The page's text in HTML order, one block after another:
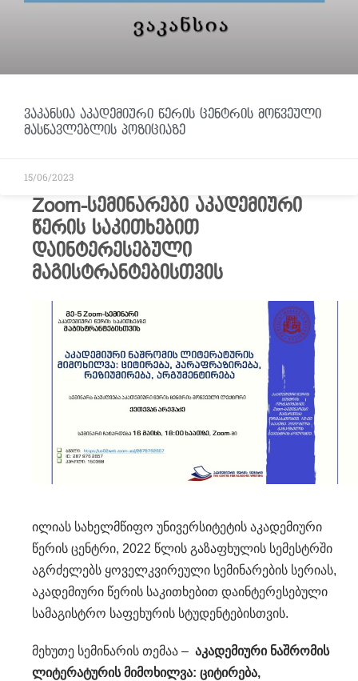
ვაკანსია აკადემიური წერის ცენტრის მოწვეული
მასწავლებლის პოზიციაზე
15/06/2023
Zoom-სემინარები აკადემიური
წერის საკითხებით
დაინტერესებული
მაგისტრანტებისთვის
ილიას სახელმწიფო უნივერსიტეტის აკადემიური
წერის ცენტრი, 2022 წლის გაზაფხულის სემესტრში
აგრძელებს ყოველკვირეული სემინარების სერიას,
აკადემიური წერის საკითხებით დაინტერესებული
სამაგისტრო საფეხურის სტუდენტებისთვის.
მეხუთე სემინარის თემაა – აკადემიური ნაშრომის
ლიტერატურის მიმოხილვა: ციტირება,